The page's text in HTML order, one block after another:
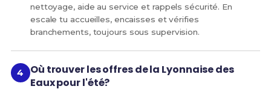
nettoyage, aide au service et rappels sécurité. En
escale tu accueilles, encaisses et vérifies
branchements, toujours sous supervision.
Où trouver les offres de la Lyonnaise des
Eaux pour l'été?